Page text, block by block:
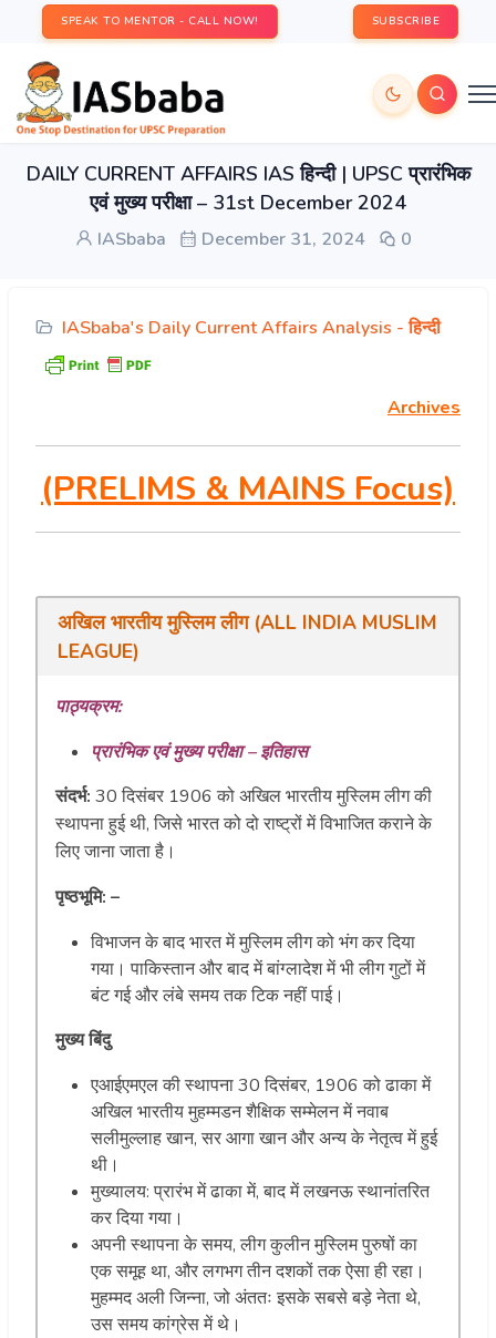
SPEAK TO MENTOR - CALL NOW! SUBSCRIBE
DAILY CURRENT AFFAIRS IAS हिन्दी | UPSC प्रारंभिक
एवं मुख्य परीक्षा – 31st December 2024
IASbaba December 31, 2024 0
IASbaba's Daily Current Affairs Analysis - हिन्दी
Archives
(PRELIMS & MAINS Focus)
अखिल भारतीय मुस्लिम लीग (ALL INDIA MUSLIM
LEAGUE)
पाठ्यक्रम:
प्रारंभिक एवं मुख्य परीक्षा – इतिहास
संदर्भ: 30 दिसंबर 1906 को अखिल भारतीय मुस्लिम लीग की
स्थापना हुई थी, जिसे भारत को दो राष्ट्रों में विभाजित कराने के
लिए जाना जाता है।
पृष्ठभूमि: –
विभाजन के बाद भारत में मुस्लिम लीग को भंग कर दिया
गया। पाकिस्तान और बाद में बांग्लादेश में भी लीग गुटों में
बंट गई और लंबे समय तक टिक नहीं पाई।
मुख्य बिंदु
एआईएमएल की स्थापना 30 दिसंबर, 1906 को ढाका में
अखिल भारतीय मुहम्मडन शैक्षिक सम्मेलन में नवाब
सलीमुल्लाह खान, सर आगा खान और अन्य के नेतृत्व में हुई
थी।
मुख्यालय: प्रारंभ में ढाका में, बाद में लखनऊ स्थानांतरित
कर दिया गया।
अपनी स्थापना के समय, लीग कुलीन मुस्लिम पुरुषों का
एक समूह था, और लगभग तीन दशकों तक ऐसा ही रहा।
मुहम्मद अली जिन्ना, जो अंततः इसके सबसे बड़े नेता थे,
उस समय कांग्रेस में थे।